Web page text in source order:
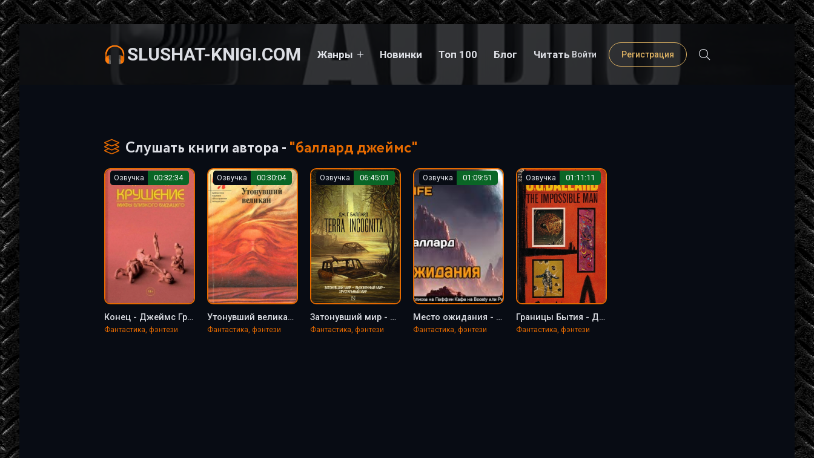
SLUSHAT-KNIGI.COM Жанры Новинки Топ 100 Блог Читать Войти Регистрация
Слушать книги автора -"баллард джеймс"
Озвучка 00:32:34
Конец - Джеймс Грэм Баллард
Фантастика, фэнтези
Озвучка 00:30:04
Утонувший великан - Джеймс Грэм Баллард
Фантастика, фэнтези
Озвучка 06:45:01
Затонувший мир - Джеймс Баллард
Фантастика, фэнтези
Озвучка 01:09:51
Место ожидания - Джеймс Баллард
Фантастика, фэнтези
Озвучка 01:11:11
Границы Бытия - Джеймс Баллард
Фантастика, фэнтези